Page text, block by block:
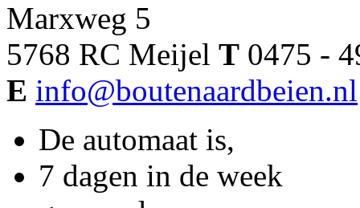
Marxweg 5
5768 RC Meijel T 0475 -
E info@boutenaardbeien.nl
De automaat is,
7 dagen in de week